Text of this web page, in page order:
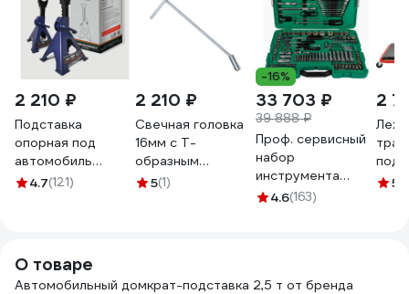
2 210 ₽
Подставка
опорная под
автомобиль
БелАК PREMIUM 3
4.7(121)
2 210 ₽
Свечная головка
16мм с Т-
образным
воротком Hans
5(1)
-16%
33 703 ₽
39 888 ₽
Проф. сервисный
набор
инструмента
SATA 150
09510
4.6(163)
2
5
О товаре
Автомобильный домкрат-подставка 2,5 т от бренда